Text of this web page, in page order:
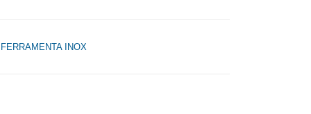
FERRAMENTA INOX
era: 2,50 €.
attuale è: 1,25 €.